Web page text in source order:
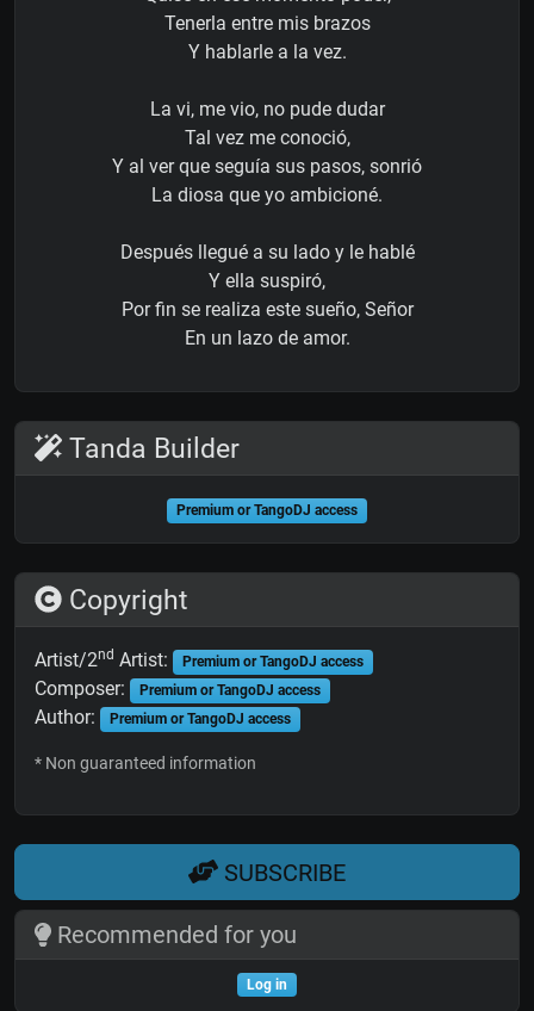
Tenerla entre mis brazos
Y hablarle a la vez.
La vi, me vio, no pude dudar
Tal vez me conoció,
Y al ver que seguía sus pasos, sonrió
La diosa que yo ambicioné.
Después llegué a su lado y le hablé
Y ella suspiró,
Por fin se realiza este sueño, Señor
En un lazo de amor.
Tanda Builder
Premium or TangoDJ access
Copyright
Artist/2nd Artist: Premium or TangoDJ access
Composer: Premium or TangoDJ access
Author: Premium or TangoDJ access
* Non guaranteed information
SUBSCRIBE
Recommended for you
Log in